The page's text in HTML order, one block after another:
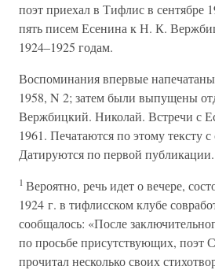
поэт приехал в Тифлис в сентябре
пять писем Есенина к Н. К.
1924–1925 годам.
Воспоминания впервые
1958, N 2; затем были выпущены
Вержбицкий. Николай. Встречи с
1961. Печатаются по этому тексту
Датируются по первой публикации.
1 Вероятно, речь идет о вечере,
1924 г. в тифлисском клубе
сообщалось: «После
по просьбе присутствующих, поэт
прочитал несколько своих